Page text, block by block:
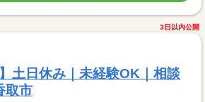
3日以内公開
土日休み｜未経験OK｜相談
取市